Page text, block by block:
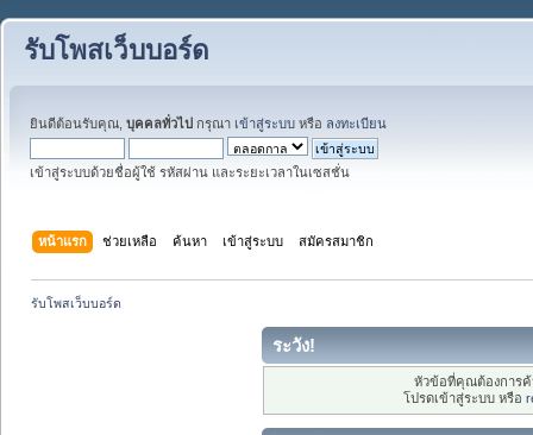
รับโพสเว็บบอร์ด
ยินดีต้อนรับคุณ, บุคคลทั่วไป กรุณา เข้าสู่ระบบ หรือ ลงทะเบียน
เข้าสู่ระบบด้วยชื่อผู้ใช้ รหัสผ่าน และระยะเวลาในเซสชั่น
หน้าแรก ช่วยเหลือ ค้นหา เข้าสู่ระบบ สมัครสมาชิก
รับโพสเว็บบอร์ด
ระวัง!
หัวข้อที่คุณต้องการ
โปรดเข้าสู่ระบบ หรือ